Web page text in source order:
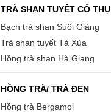
TRÀ SHAN TUYẾT CỔ THỤ
Bạch trà shan Suối Giàng
Trà shan tuyết Tà Xùa
Hồng trà shan Hà Giang
HỒNG TRÀ/ TRÀ ĐEN
Hồng trà Bergamol